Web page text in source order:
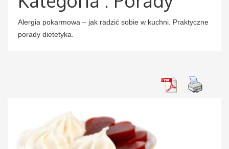
Alergia pokarmowa – jak radzić sobie w kuchni. Praktyczne
porady dietetyka.